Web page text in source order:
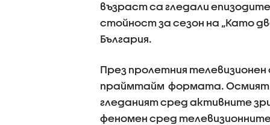
възраст са гледали
стойност за сезон на „Като
България.
През пролетния телевизионен
праймтайм формата. Осмият
гледаният сред активните
феномен сред